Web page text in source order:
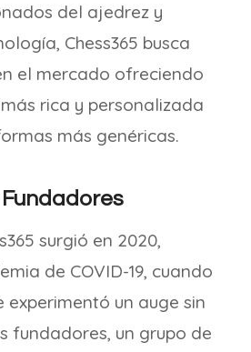
del ajedrez y
Chess365 busca
el mercado ofreciendo
rica y personalizada
más genéricas.
Fundadores
surgió en 2020,
de COVID-19, cuando
experimentó un auge sin
fundadores, un grupo de